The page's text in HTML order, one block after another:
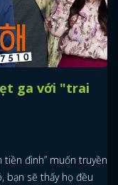
ga với "trai
đình” muốn truyền
bạn sẽ thấy họ đều